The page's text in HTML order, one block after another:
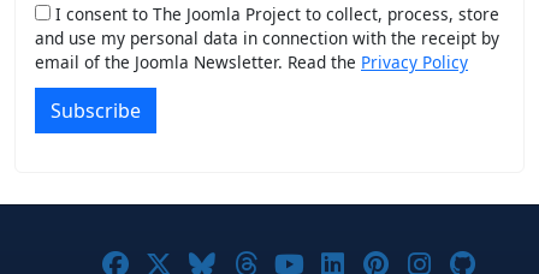
I consent to The Joomla Project to collect, process, store
and use my personal data in connection with the receipt by
email of the Joomla Newsletter. Read the Privacy Policy
Subscribe
Joomla! on Facebook
Joomla! on X
Joomla! on Bluesky
Joomla! on Threads
Joomla! on
Joomla! on
Joomla! on
Joomla!